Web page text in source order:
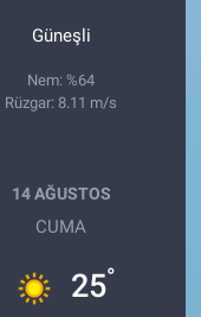
Güneşli
Nem: %64
Rüzgar: 8.11 m/s
14 AĞUSTOS
CUMA
25°